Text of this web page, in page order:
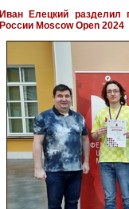
Иван Елецкий
России Moscow Open 2024